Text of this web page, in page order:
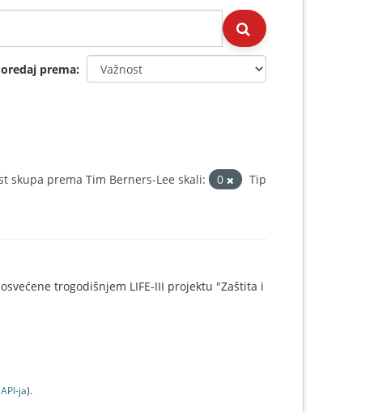
prema
skupa prema Tim Berners-Lee skali: 0
Tip
trogodišnjem LIFE-III projektu "Zaštita i
jа).